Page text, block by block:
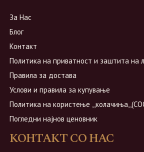
За Нас
Блог
Контакт
Политика на приватност и заштита на
Правила за достава
Услови и правила за купување
Политика на користење
Погледни најнов ценовник
КОНТАКТ СО НАС